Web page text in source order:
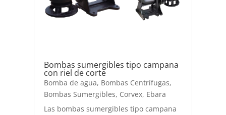
Bombas sumergibles tipo campana
con riel de corte
Bomba de agua, Bombas Centrífugas,
Bombas Sumergibles, Corvex, Ebara
Las bombas sumergibles tipo campana